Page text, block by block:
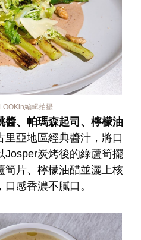
LOOKin編輯拍攝
醬、帕瑪森起司、檸檬油
里亞地區經典醬汁，將口
Josper炭烤後的綠蘆筍擺
筍片、檸檬油醋並灑上核
感香濃不膩口。